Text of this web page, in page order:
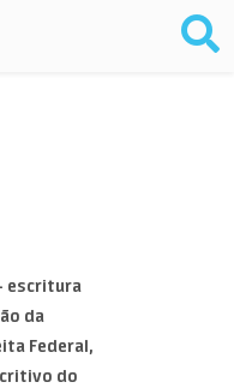
- escritura
da
Federal,
do